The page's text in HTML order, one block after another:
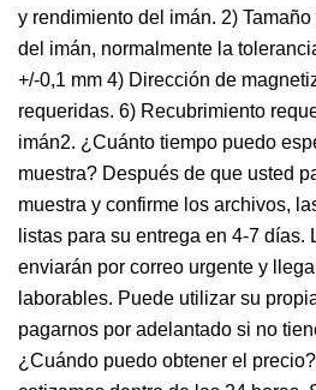
y rendimiento del imán. 2)
del imán, normalmente la
+/-0,1 mm 4) Dirección de
requeridas. 6) Recubrimiento
imán2. ¿Cuánto tiempo puedo
muestra? Después de que usted
muestra y confirme los archivos,
listas para su entrega en 4-7 días.
enviarán por correo urgente y
laborables. Puede utilizar su
pagarnos por adelantado si no
¿Cuándo puedo obtener el